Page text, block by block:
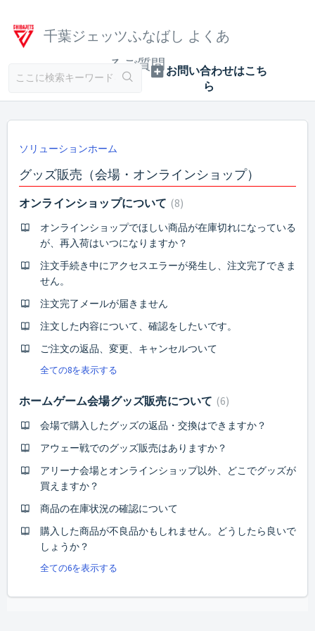
千葉ジェッツふなばし よくあ
るご質問
ソリューションホーム
グッズ販売（会場・オンラインショップ）
オンラインショップについて 8
オンラインショップでほしい商品が在庫切れになっている
が、再入荷はいつになりますか？
注文手続き中にアクセスエラーが発生し、注文完了できま
せん。
注文完了メールが届きません
注文した内容について、確認をしたいです。
ご注文の返品、変更、キャンセルついて
全ての8を表示する
ホームゲーム会場グッズ販売について 6
会場で購入したグッズの返品・交換はできますか？
アウェー戦でのグッズ販売はありますか？
アリーナ会場とオンラインショップ以外、どこでグッズが
買えますか？
商品の在庫状況の確認について
購入した商品が不良品かもしれません。どうしたら良いで
しょうか？
全ての6を表示する